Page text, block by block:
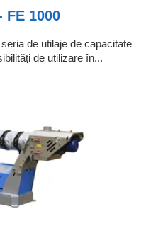
1000
de utilaje de capacitate
de utilizare în...